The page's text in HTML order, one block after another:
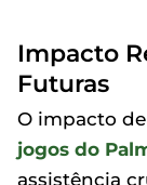
Impacto
Futuras
O impacto
jogos do
assistência